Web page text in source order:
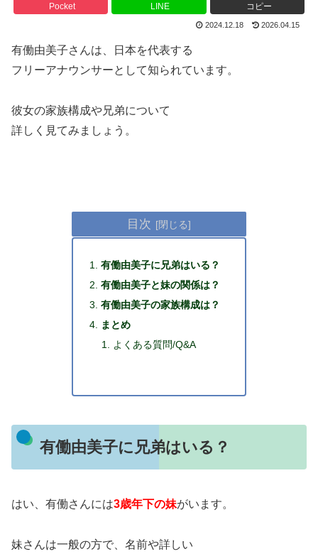
Pocket LINE コピー
2024.12.18 2026.04.15
有働由美子さんは、日本を代表する
フリーアナウンサーとして知られています。
彼女の家族構成や兄弟について
詳しく見てみましょう。
目次
有働由美子に兄弟はいる？
有働由美子と妹の関係は？
有働由美子の家族構成は？
まとめ
よくある質問/Q&A
有働由美子に兄弟はいる？
はい、有働さんには3歳年下の妹がいます。
妹さんは一般の方で、名前や詳しい